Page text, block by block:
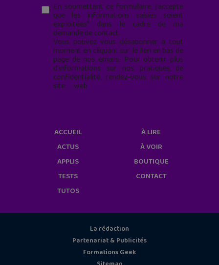
En soumettant ce formulaire, j’accepte
que les informations saisies soient
exploitées* dans le cadre de ma
demande de contact.
Vous pouvez vous désabonner à tout
moment en cliquant sur le lien en bas de
page de nos emails. Pour obtenir plus
d'informations sur nos pratiques de
confidentialité, rendez-vous sur notre
site web
ACCUEIL
ACTUS
APPLIS
TESTS
TUTOS
À LIRE
À VOIR
BOUTIQUE
CONTACT
La rédaction
Partenariat & Publicités
Formations Geek